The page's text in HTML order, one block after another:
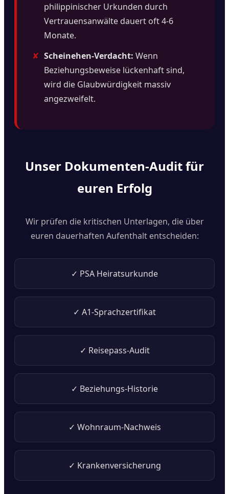
philippinischer Urkunden durch
Vertrauensanwälte dauert oft 4-6
Monate.
✘ Scheinehen-Verdacht: Wenn
Beziehungsbeweise lückenhaft sind,
wird die Glaubwürdigkeit massiv
angezweifelt.
Unser Dokumenten-Audit für
euren Erfolg
Wir prüfen die kritischen Unterlagen, die über
euren dauerhaften Aufenthalt entscheiden:
✓ PSA Heiratsurkunde
✓ A1-Sprachzertifikat
✓ Reisepass-Audit
✓ Beziehungs-Historie
✓ Wohnraum-Nachweis
✓ Krankenversicherung